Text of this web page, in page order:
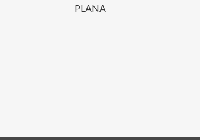
PLANA